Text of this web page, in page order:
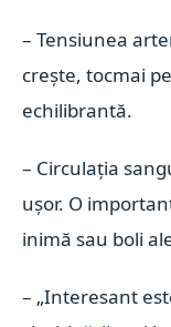
– Tensiunea
crește, tocmai
echilibrantă.
– Circulația
ușor. O
inimă sau boli
– „Interesant